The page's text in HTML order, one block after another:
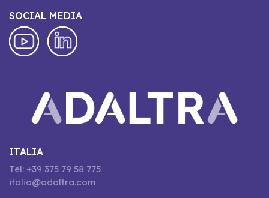
SOCIAL MEDIA
ITALIA
Tel: +39 375 79 58 775
italia@adaltra.com